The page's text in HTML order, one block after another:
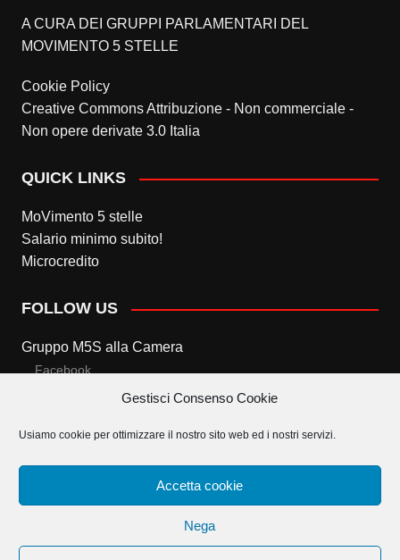
Gestisci Consenso Cookie
Usiamo cookie per ottimizzare il nostro sito web ed i nostri servizi.
Accetta cookie
Nega
A CURA DEI GRUPPI PARLAMENTARI DEL
MOVIMENTO 5 STELLE
Cookie Policy
Creative Commons Attribuzione - Non commerciale -
Non opere derivate 3.0 Italia
QUICK LINKS
MoVimento 5 stelle
Salario minimo subito!
Microcredito
FOLLOW US
Gruppo M5S alla Camera
Facebook
Twitter